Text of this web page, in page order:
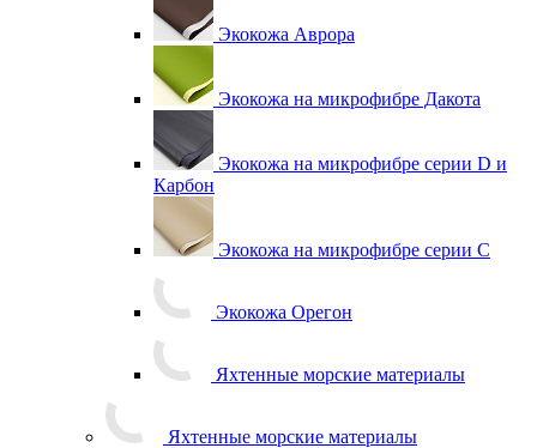
Экокожа Аврора
Экокожа на микрофибре Дакота
Экокожа на микрофибре серии D и
Карбон
Экокожа на микрофибре серии С
Экокожа Орегон
Яхтенные морские материалы
Яхтенные морские материалы